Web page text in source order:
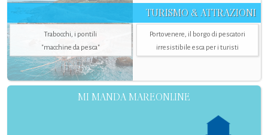
TURISMO & ATTRAZIONI
Trabocchi, i pontili
"macchine da pesca"
Portovenere, il borgo di pescatori
irresistibile esca per i turisti
MI MANDA MAREONLINE